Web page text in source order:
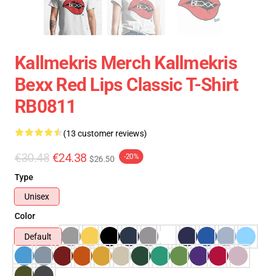
Kallmekris Merch Kallmekris
Bexx Red Lips Classic T-Shirt
RB0811
(13 customer reviews)
€30.48 €24.38 $26.50 -20%
Type
Unisex
Color
Default